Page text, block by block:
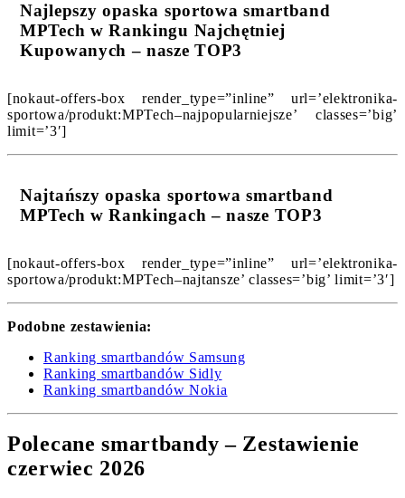
Najlepszy opaska sportowa smartband
MPTech w Rankingu Najchętniej
Kupowanych – nasze TOP3
[nokaut-offers-box render_type=”inline” url=’elektronika-
sportowa/produkt:MPTech–najpopularniejsze’ classes=’big’
limit=’3′]
Najtańszy opaska sportowa smartband
MPTech w Rankingach – nasze TOP3
[nokaut-offers-box render_type=”inline” url=’elektronika-
sportowa/produkt:MPTech–najtansze’ classes=’big’ limit=’3′]
Podobne zestawienia:
Ranking smartbandów Samsung
Ranking smartbandów Sidly
Ranking smartbandów Nokia
Polecane smartbandy – Zestawienie
czerwiec 2026